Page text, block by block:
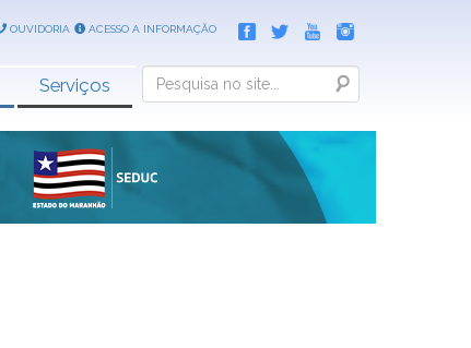
OUVIDORIA ACESSO A INFORMAÇÃO
Serviços Search